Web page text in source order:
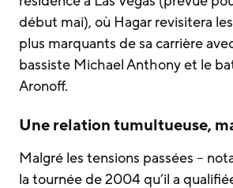
début mai), où Hagar revisitera
plus marquants de sa carrière
bassiste Michael Anthony et le
Aronoff.
Une relation tumultueuse,
Malgré les tensions passées –
la tournée de 2004 qu’il a